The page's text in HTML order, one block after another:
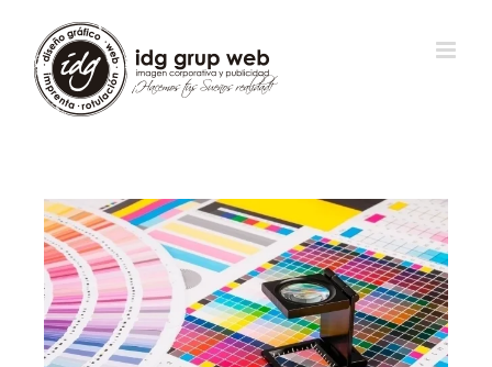
View
Larger
Image